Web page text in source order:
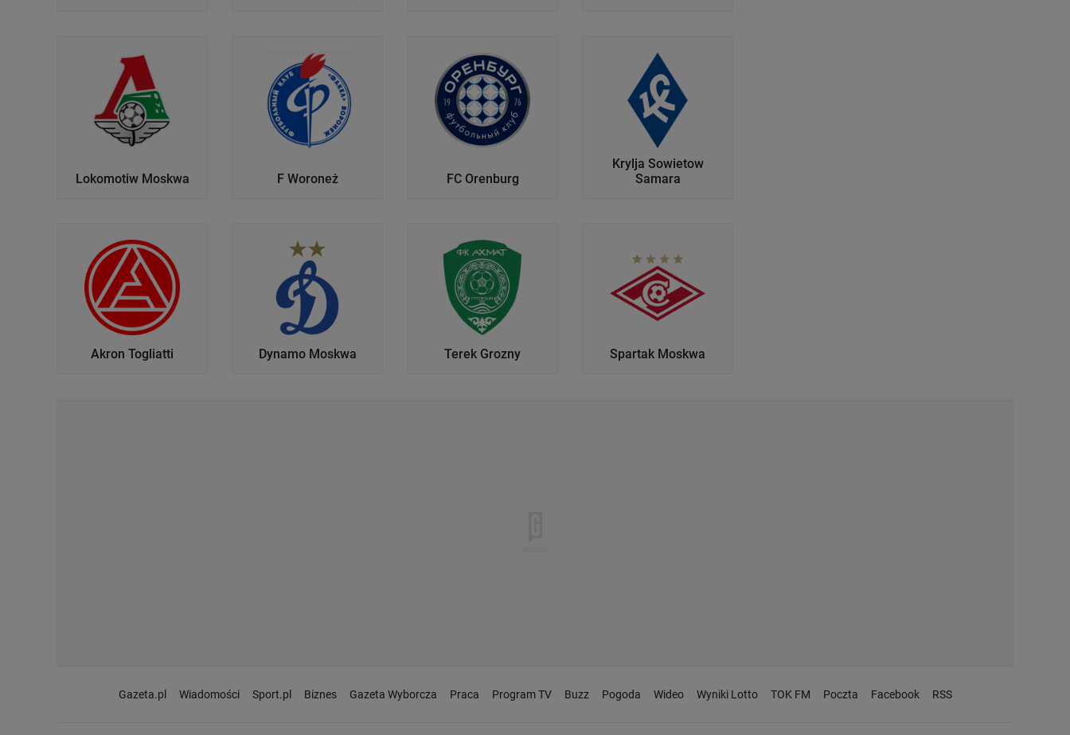
Lokomotiw Moskwa F Woroneż FC Orenburg
Krylja Sowietow
Samara
Akron Togliatti Dynamo Moskwa Terek Grozny Spartak Moskwa
Gazeta.pl Wiadomości Sport.pl Biznes Gazeta Wyborcza Praca Program TV Buzz Pogoda Wideo Wyniki Lotto TOK FM Poczta Facebook RSS